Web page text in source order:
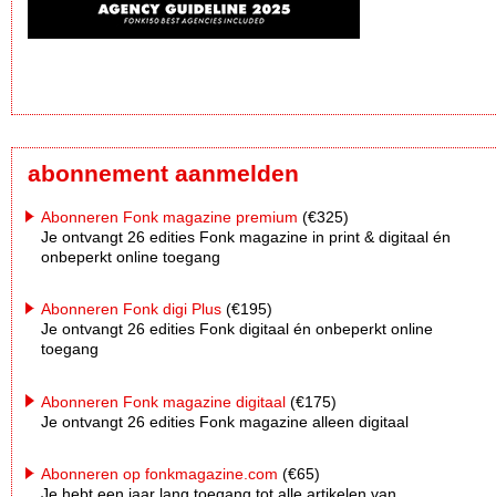
abonnement aanmelden
Abonneren Fonk magazine premium (€325)
Je ontvangt 26 edities Fonk magazine in print & digitaal én
onbeperkt online toegang
Abonneren Fonk digi Plus (€195)
Je ontvangt 26 edities Fonk digitaal én onbeperkt online
toegang
Abonneren Fonk magazine digitaal (€175)
Je ontvangt 26 edities Fonk magazine alleen digitaal
Abonneren op fonkmagazine.com (€65)
Je hebt een jaar lang toegang tot alle artikelen van